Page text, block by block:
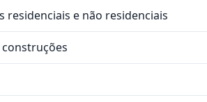
residenciais e não residenciais